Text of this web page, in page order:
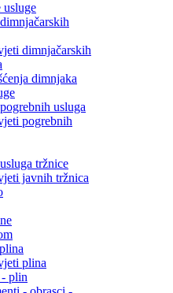
usluge
dimnjačarskih
dimnjaka
usluga
pogrebnih
tržnice
javnih tržnica
plina
plin